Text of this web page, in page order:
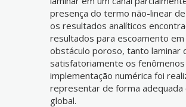
presença do termo não-linear
os resultados analíticos
resultados para escoamento
obstáculo poroso, tanto
satisfatoriamente os
implementação numérica foi
representar de forma
global.